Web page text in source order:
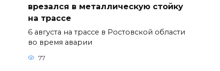
врезался в металлическую стойку
на трассе
6 августа на трассе в Ростовской области
во время аварии
77